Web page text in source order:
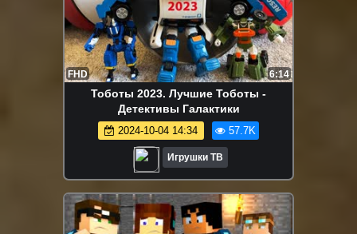
FHD 6:14
Тоботы 2023. Лучшие Тоботы -
Детективы Галактики
2024-10-04 14:34 57.7K
Игрушки ТВ